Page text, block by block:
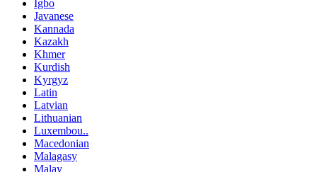
Igbo
Javanese
Kannada
Kazakh
Khmer
Kurdish
Kyrgyz
Latin
Latvian
Lithuanian
Luxembou..
Macedonian
Malagasy
Malay